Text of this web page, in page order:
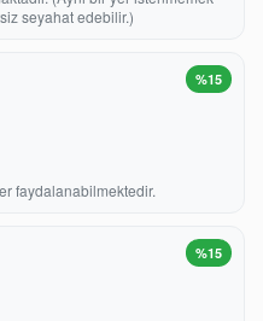
seyahat edebilir.)
%15
faydalanabilmektedir.
%15